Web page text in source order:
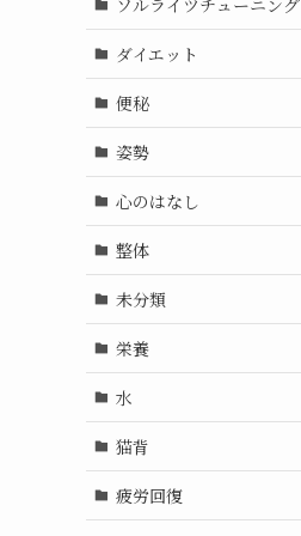
ダイエット
便秘
姿勢
心のはなし
整体
未分類
栄養
水
猫背
疲労回復